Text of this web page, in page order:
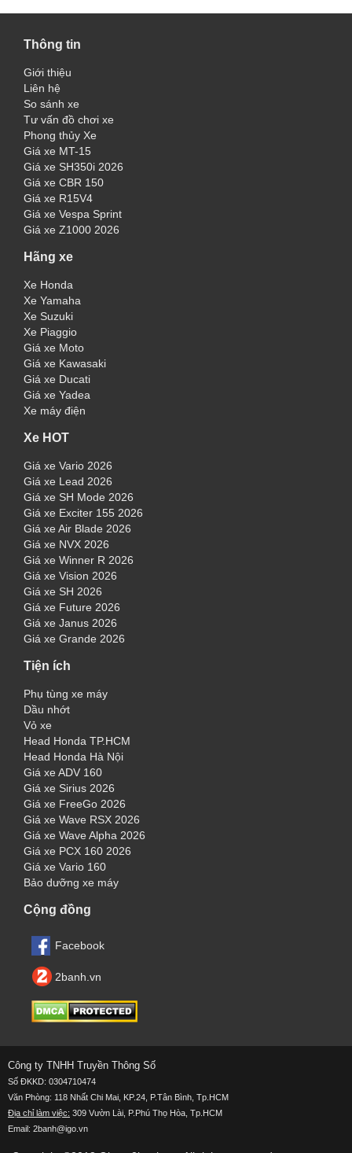
Thông tin
Giới thiệu
Liên hệ
So sánh xe
Tư vấn đồ chơi xe
Phong thủy Xe
Giá xe MT-15
Giá xe SH350i 2026
Giá xe CBR 150
Giá xe R15V4
Giá xe Vespa Sprint
Giá xe Z1000 2026
Hãng xe
Xe Honda
Xe Yamaha
Xe Suzuki
Xe Piaggio
Giá xe Moto
Giá xe Kawasaki
Giá xe Ducati
Giá xe Yadea
Xe máy điện
Xe HOT
Giá xe Vario 2026
Giá xe Lead 2026
Giá xe SH Mode 2026
Giá xe Exciter 155 2026
Giá xe Air Blade 2026
Giá xe NVX 2026
Giá xe Winner R 2026
Giá xe Vision 2026
Giá xe SH 2026
Giá xe Future 2026
Giá xe Janus 2026
Giá xe Grande 2026
Tiện ích
Phụ tùng xe máy
Dầu nhớt
Vỏ xe
Head Honda TP.HCM
Head Honda Hà Nội
Giá xe ADV 160
Giá xe Sirius 2026
Giá xe FreeGo 2026
Giá xe Wave RSX 2026
Giá xe Wave Alpha 2026
Giá xe PCX 160 2026
Giá xe Vario 160
Bảo dưỡng xe máy
Cộng đồng
Facebook
2banh.vn
Công ty TNHH Truyền Thông Số
Số ĐKKD: 0304710474
Văn Phòng: 118 Nhất Chi Mai, KP.24, P.Tân Bình, Tp.HCM
Địa chỉ làm việc: 309 Vườn Lài, P.Phú Thọ Hòa, Tp.HCM
Email: 2banh@igo.vn